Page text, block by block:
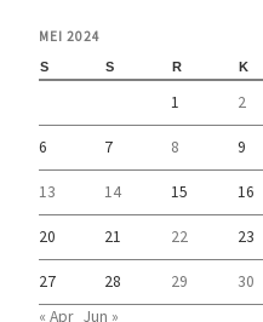
MEI 2024
S S R K
1 2
6 7 8 9
13 14 15 16
20 21 22 23
27 28 29 30
« Apr Jun »